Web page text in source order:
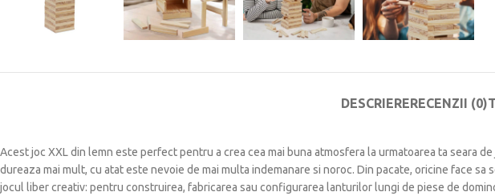
DESCRIERERECENZII (0)
Acest joc XXL din lemn este perfect pentru a crea cea mai buna atmosfera la urmatoarea ta seara
dureaza mai mult, cu atat este nevoie de mai multa indemanare si noroc. Din pacate, oricine face
jocul liber creativ: pentru construirea, fabricarea sau configurarea lanturilor lungi de piese de